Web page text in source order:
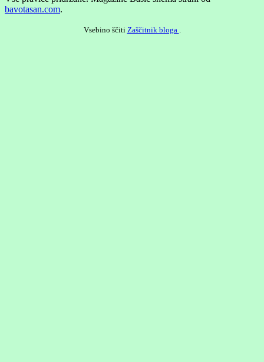
bavotasan.com.
Vsebino ščiti Zaščitnik bloga .